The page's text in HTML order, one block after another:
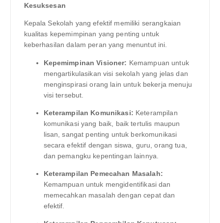
Kesuksesan
Kepala Sekolah yang efektif memiliki serangkaian
kualitas kepemimpinan yang penting untuk
keberhasilan dalam peran yang menuntut ini.
Kepemimpinan Visioner: Kemampuan untuk
mengartikulasikan visi sekolah yang jelas dan
menginspirasi orang lain untuk bekerja menuju
visi tersebut.
Keterampilan Komunikasi: Keterampilan
komunikasi yang baik, baik tertulis maupun
lisan, sangat penting untuk berkomunikasi
secara efektif dengan siswa, guru, orang tua,
dan pemangku kepentingan lainnya.
Keterampilan Pemecahan Masalah:
Kemampuan untuk mengidentifikasi dan
memecahkan masalah dengan cepat dan
efektif.